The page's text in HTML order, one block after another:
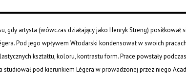
gdy artysta (wówczas działający jako Henryk Streng) posiłkował
Pod jego wpływem Włodarski kondensował w swoich pracach
kształtu, koloru, kontrastu form. Prace powstały
studiował pod kierunkiem Légera w prowadzonej przez niego